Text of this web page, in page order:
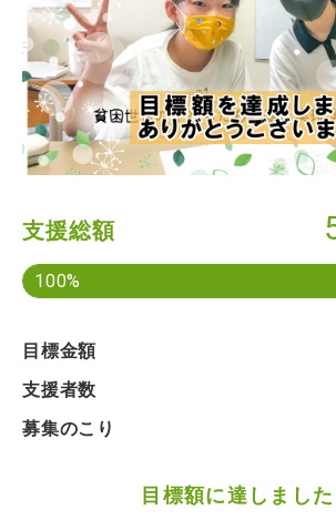
支援総額
100%
目標金額
支援者数
募集のこり
目標額に達しました